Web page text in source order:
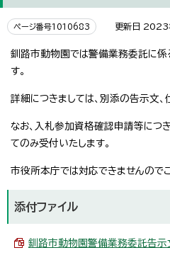
ページ番号1010683 更新日 2023
釧路市動物園では警備業務委託に
す。
詳細につきましては、別添の告示文、
なお、入札参加資格確認申請等につ
てのみ受付いたします。
市役所本庁では対応できませんので
添付ファイル
釧路市動物園警備業務委託告